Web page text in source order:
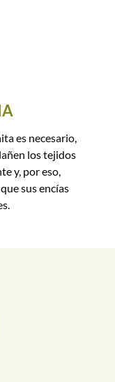
es necesario,
los tejidos
y, por eso,
sus encías